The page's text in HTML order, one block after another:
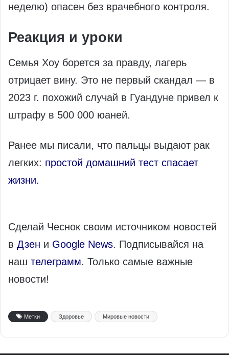
неделю) опасен без врачебного контроля.
Реакция и уроки
Семья Хоу борется за правду, лагерь
отрицает вину. Это не первый скандал — в
2023 г. похожий случай в Гуандуне привел к
штрафу в 500 000 юаней.
Ранее мы писали, что пальцы выдают рак
легких: простой домашний тест спасает
жизни.
Сделай Чеснок своим источником новостей
в Дзен и Google News. Подписывайся на
наш телеграмм. Только самые важные
новости!
Метки Здоровье Мировые новости